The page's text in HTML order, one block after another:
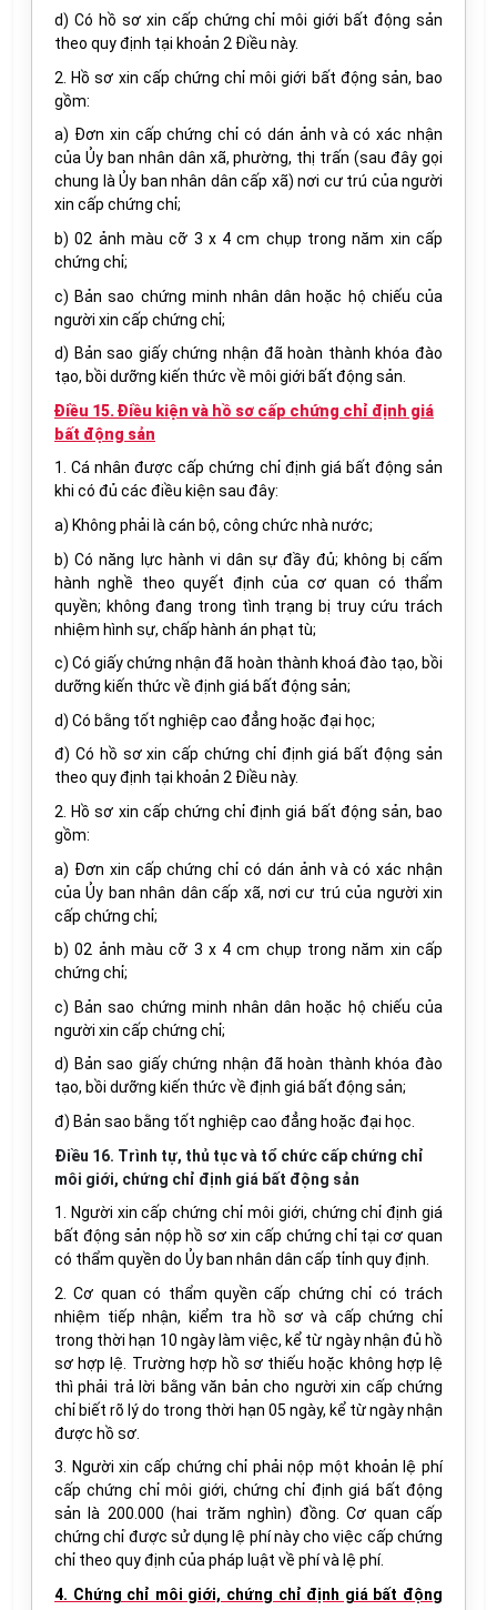
d) Có hồ sơ xin cấp chứng chỉ môi giới bất động sản
theo quy định tại khoản 2 Điều này.
2. Hồ sơ xin cấp chứng chỉ môi giới bất động sản, bao
gồm:
a) Đơn xin cấp chứng chỉ có dán ảnh và có xác nhận
của Ủy ban nhân dân xã, phường, thị trấn (sau đây gọi
chung là Ủy ban nhân dân cấp xã) nơi cư trú của người
xin cấp chứng chỉ;
b) 02 ảnh màu cỡ 3 x 4 cm chụp trong năm xin cấp
chứng chỉ;
c) Bản sao chứng minh nhân dân hoặc hộ chiếu của
người xin cấp chứng chỉ;
d) Bản sao giấy chứng nhận đã hoàn thành khóa đào
tạo, bồi dưỡng kiến thức về môi giới bất động sản.
Điều 15. Điều kiện và hồ sơ cấp chứng chỉ định giá
bất động sản
1. Cá nhân được cấp chứng chỉ định giá bất động sản
khi có đủ các điều kiện sau đây:
a) Không phải là cán bộ, công chức nhà nước;
b) Có năng lực hành vi dân sự đầy đủ; không bị cấm
hành nghề theo quyết định của cơ quan có thẩm
quyền; không đang trong tình trạng bị truy cứu trách
nhiệm hình sự, chấp hành án phạt tù;
c) Có giấy chứng nhận đã hoàn thành khoá đào tạo, bồi
dưỡng kiến thức về định giá bất động sản;
d) Có bằng tốt nghiệp cao đẳng hoặc đại học;
đ) Có hồ sơ xin cấp chứng chỉ định giá bất động sản
theo quy định tại khoản 2 Điều này.
2. Hồ sơ xin cấp chứng chỉ định giá bất động sản, bao
gồm:
a) Đơn xin cấp chứng chỉ có dán ảnh và có xác nhận
của Ủy ban nhân dân cấp xã, nơi cư trú của người xin
cấp chứng chỉ;
b) 02 ảnh màu cỡ 3 x 4 cm chụp trong năm xin cấp
chứng chỉ;
c) Bản sao chứng minh nhân dân hoặc hộ chiếu của
người xin cấp chứng chỉ;
d) Bản sao giấy chứng nhận đã hoàn thành khóa đào
tạo, bồi dưỡng kiến thức về định giá bất động sản;
đ) Bản sao bằng tốt nghiệp cao đẳng hoặc đại học.
Điều 16. Trình tự, thủ tục và tổ chức cấp chứng chỉ
môi giới, chứng chỉ định giá bất động sản
1. Người xin cấp chứng chỉ môi giới, chứng chỉ định giá
bất động sản nộp hồ sơ xin cấp chứng chỉ tại cơ quan
có thẩm quyền do Ủy ban nhân dân cấp tỉnh quy định.
2. Cơ quan có thẩm quyền cấp chứng chỉ có trách
nhiệm tiếp nhận, kiểm tra hồ sơ và cấp chứng chỉ
trong thời hạn 10 ngày làm việc, kể từ ngày nhận đủ hồ
sơ hợp lệ. Trường hợp hồ sơ thiếu hoặc không hợp lệ
thì phải trả lời bằng văn bản cho người xin cấp chứng
chỉ biết rõ lý do trong thời hạn 05 ngày, kể từ ngày nhận
được hồ sơ.
3. Người xin cấp chứng chỉ phải nộp một khoản lệ phí
cấp chứng chỉ môi giới, chứng chỉ định giá bất động
sản là 200.000 (hai trăm nghìn) đồng. Cơ quan cấp
chứng chỉ được sử dụng lệ phí này cho việc cấp chứng
chỉ theo quy định của pháp luật về phí và lệ phí.
4. Chứng chỉ môi giới, chứng chỉ định giá bất động